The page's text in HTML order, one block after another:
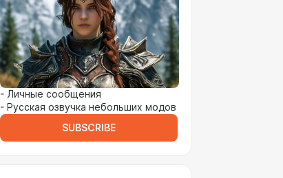
- Личные сообщения
- Русская озвучка небольших модов
SUBSCRIBE